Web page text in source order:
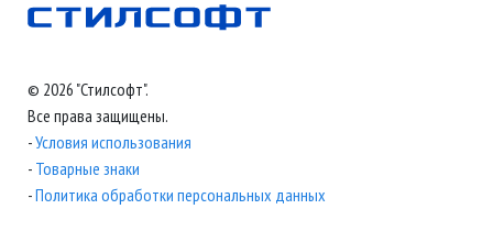
© 2026 "Стилсофт".
Все права защищены.
-Условия использования
- Товарные знаки
-Политика обработки персональных данных